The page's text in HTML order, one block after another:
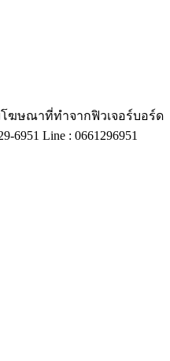
โฆษณาที่ทำจากฟิวเจอร์บอร์ด
Line : 0661296951